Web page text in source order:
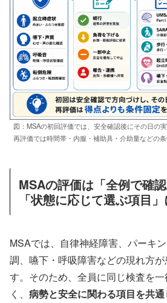
図：MSAの初回評価では、安全確認後にその日の
再評価では時間帯・内服・補助具・介助量などの条
MSAの評価は「全例で確
「状態に応じて選ぶ項目
MSAでは、自律神経障害、パーキ
調、嚥下・呼吸障害などの現れ方
す。そのため、全員に同じ検査を
く、 病勢と安全に関わる項目を共